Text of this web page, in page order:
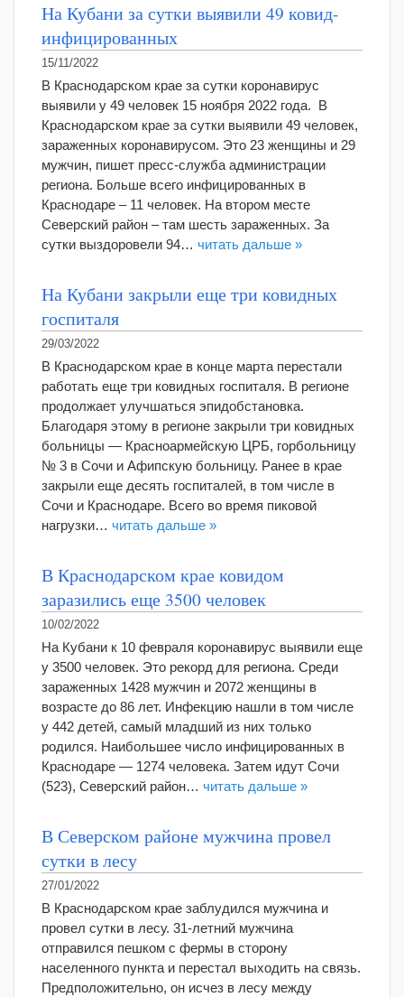
На Кубани за сутки выявили 49 ковид-
инфицированных
15/11/2022
В Краснодарском крае за сутки коронавирус
выявили у 49 человек 15 ноября 2022 года. В
Краснодарском крае за сутки выявили 49 человек,
зараженных коронавирусом. Это 23 женщины и 29
мужчин, пишет пресс-служба администрации
региона. Больше всего инфицированных в
Краснодаре – 11 человек. На втором месте
Северский район – там шесть зараженных. За
сутки выздоровели 94… читать дальше »
На Кубани закрыли еще три ковидных
госпиталя
29/03/2022
В Краснодарском крае в конце марта перестали
работать еще три ковидных госпиталя. В регионе
продолжает улучшаться эпидобстановка.
Благодаря этому в регионе закрыли три ковидных
больницы — Красноармейскую ЦРБ, горбольницу
№ 3 в Сочи и Афипскую больницу. Ранее в крае
закрыли еще десять госпиталей, в том числе в
Сочи и Краснодаре. Всего во время пиковой
нагрузки… читать дальше »
В Краснодарском крае ковидом
заразились еще 3500 человек
10/02/2022
На Кубани к 10 февраля коронавирус выявили еще
у 3500 человек. Это рекорд для региона. Среди
зараженных 1428 мужчин и 2072 женщины в
возрасте до 86 лет. Инфекцию нашли в том числе
у 442 детей, самый младший из них только
родился. Наибольшее число инфицированных в
Краснодаре — 1274 человека. Затем идут Сочи
(523), Северский район… читать дальше »
В Северском районе мужчина провел
сутки в лесу
27/01/2022
В Краснодарском крае заблудился мужчина и
провел сутки в лесу. 31-летний мужчина
отправился пешком с фермы в сторону
населенного пункта и перестал выходить на связь.
Предположительно, он исчез в лесу между